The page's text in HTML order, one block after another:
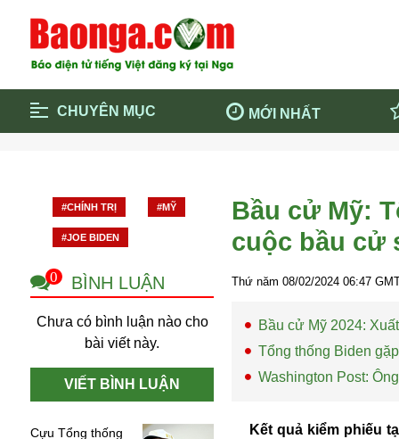
CHUYÊN MỤC MỚI NHẤT
Cộng đồng
Thông
Cuộc sống quanh ta
Khám
Quảng cáo
#CHÍNH TRỊ #MỸ
#JOE BIDEN
0 BÌNH LUẬN
Chưa có bình luận nào cho
bài viết này.
VIẾT BÌNH LUẬN
Cựu Tổng thống
Bầu cử Mỹ:
cuộc bầu cử
Thứ năm 08/02/2024 06:47
Bầu cử Mỹ 2024:
Tổng thống Biden
Washington Post:
Kết quả kiểm phiếu